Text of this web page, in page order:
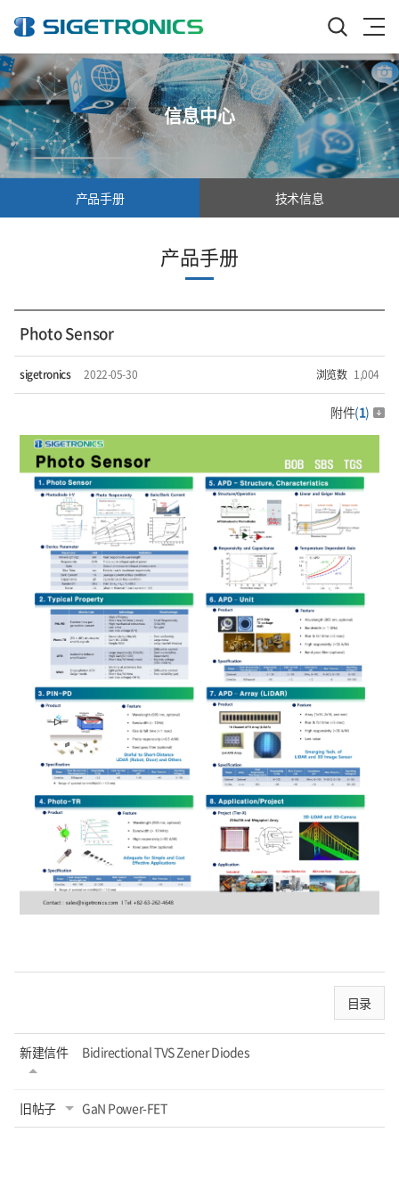
信息中心
产品手册 技术信息
产品手册
Photo Sensor
sigetronics 2022-05-30 浏览数 1,004
附件(1)
目录
新建信件 Bidirectional TVS Zener Diodes
旧帖子 GaN Power-FET